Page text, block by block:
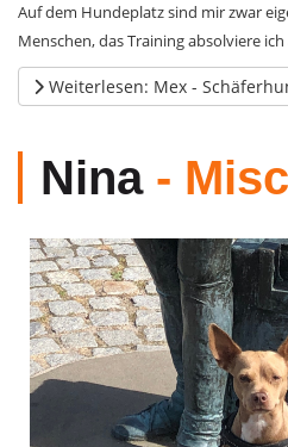
Auf dem Hundeplatz sind mir zwar
Menschen, das Training absolviere
Weiterlesen: Mex -
Nina-